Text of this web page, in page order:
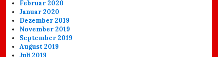
Februar 2020
Januar 2020
Dezember 2019
November 2019
September 2019
August 2019